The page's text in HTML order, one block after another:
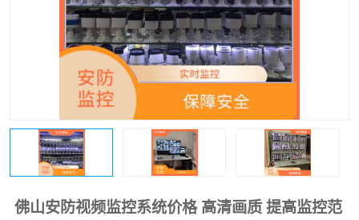
佛山安防视频监控系统价格 高清画质 提高监控范